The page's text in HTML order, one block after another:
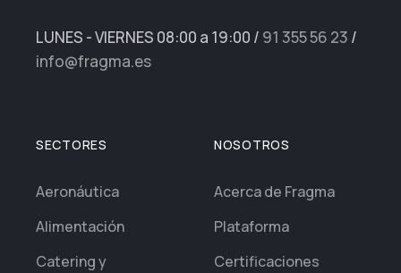
LUNES - VIERNES 08:00 a 19:00 / 91 355 56 23 /
info@fragma.es
SECTORES
Aeronáutica
Alimentación
Catering y
NOSOTROS
Acerca de Fragma
Plataforma
Certificaciones